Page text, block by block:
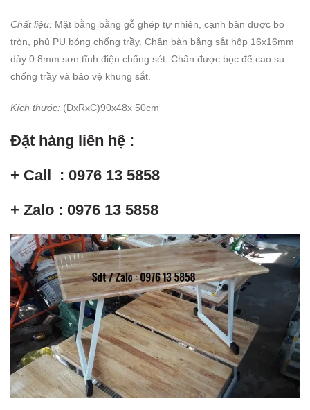
Chất liệu: Mặt bằng bằng gỗ ghép tự nhiên, cạnh bàn được bo
tròn, phủ PU bóng chống trầy. Chân bàn bằng sắt hộp 16x16mm
dày 0.8mm sơn tĩnh điện chống sét. Chân được bọc đế cao su
chống trầy và bảo vệ khung sắt.
Kích thước: (DxRxC)90x48x 50cm
Đặt hàng liên hệ :
+ Call : 0976 13 5858
+ Zalo : 0976 13 5858